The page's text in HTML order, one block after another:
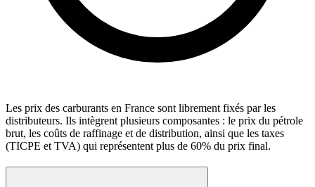
Les prix des carburants en France sont librement fixés par les
distributeurs. Ils intègrent plusieurs composantes : le prix du pétrole
brut, les coûts de raffinage et de distribution, ainsi que les taxes
(TICPE et TVA) qui représentent plus de 60% du prix final.